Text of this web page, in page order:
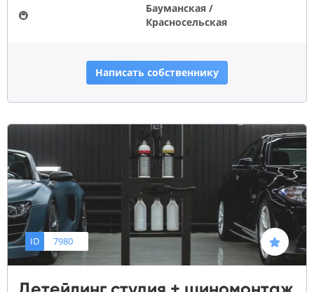
🚇
Бауманская /
Красносельская
Написать собственнику
ID 7980